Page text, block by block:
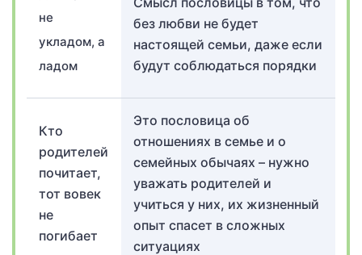
не
укладом, а
ладом
без любви не будет
настоящей семьи, даже если
будут соблюдаться порядки
Кто
родителей
почитает,
тот вовек
не
погибает
Это пословица об
отношениях в семье и о
семейных обычаях – нужно
уважать родителей и
учиться у них, их жизненный
опыт спасет в сложных
ситуациях